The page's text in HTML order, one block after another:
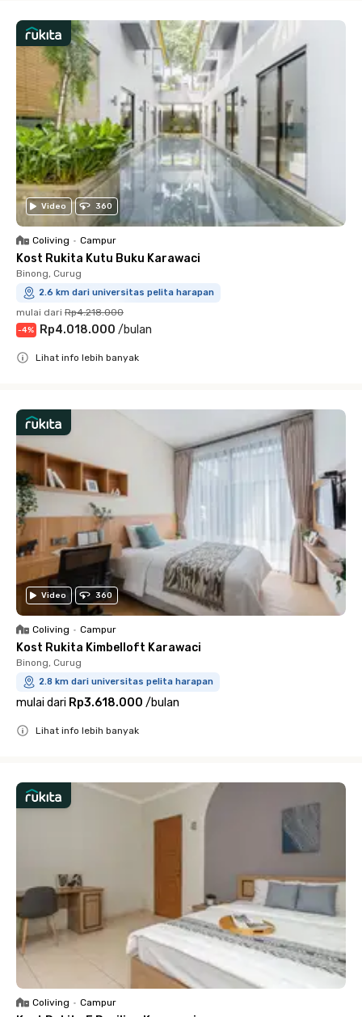
Video 360
Coliving • Campur
Kost Rukita Kutu Buku Karawaci
Binong, Curug
2.6 km dari universitas pelita harapan
mulai dari Rp4.218.000
-4% Rp4.018.000 /bulan
Lihat info lebih banyak
Video 360
Coliving • Campur
Kost Rukita Kimbelloft Karawaci
Binong, Curug
2.8 km dari universitas pelita harapan
mulai dari Rp3.618.000 /bulan
Lihat info lebih banyak
Coliving • Campur